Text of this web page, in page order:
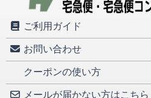
ご利用ガイド
お問い合わせ
クーポンの使い方
メールが届かない方はこちら